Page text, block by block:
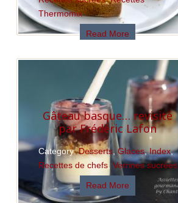
Thermomix
Read More
Gâteau basque… revisité
par Frédéric Lafon
Category:Desserts,Glaces,Index,
Recettes de chefs, Verrines sucrées
Read More